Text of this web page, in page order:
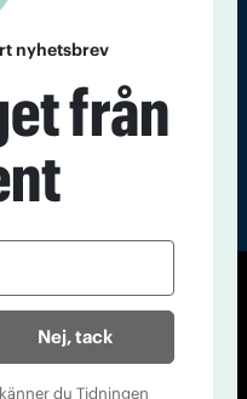
2026
nyhetsbrev
från
Nej, tack
du Tidningen